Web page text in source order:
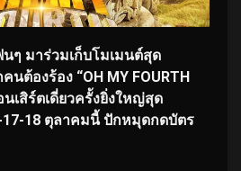
นๆ มาร่วมเก็บโมเมนต์สุด
นต้องร้อง “OH MY FOURTH
นเสิร์ตเดี่ยวครั้งยิ่งใหญ่สุด
17-18 ตุลาคมนี้ ปักหมุดกดบัตร